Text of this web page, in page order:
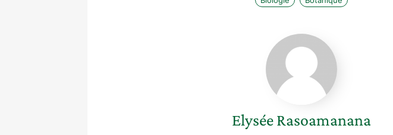
Elysée
Rasoamanana
ElyséeRasoamanana